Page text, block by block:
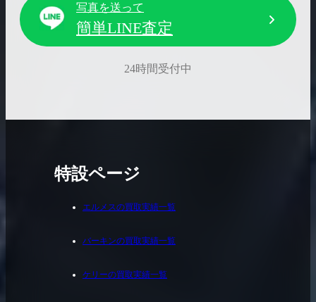
写真を送って
簡単LINE査定
24時間受付中
特設ページ
エルメスの買取実績一覧
バーキンの買取実績一覧
ケリーの買取実績一覧